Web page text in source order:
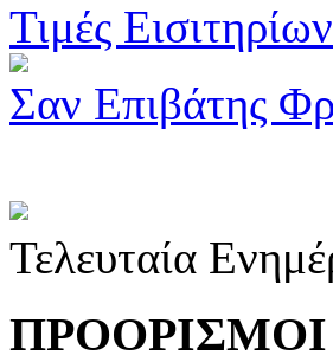
Τιμές Εισιτηρίων
Σαν Επιβάτης
Τελευταία
ΠΡΟΟΡΙΣΜΟΙ